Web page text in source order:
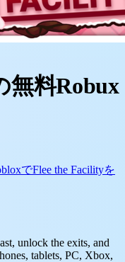
無料Robux
でFlee the Facilityを
unlock the exits, and
tablets, PC, Xbox,